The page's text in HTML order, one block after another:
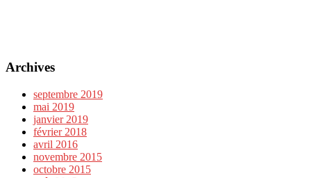
Archives
septembre 2019
mai 2019
janvier 2019
février 2018
avril 2016
novembre 2015
octobre 2015